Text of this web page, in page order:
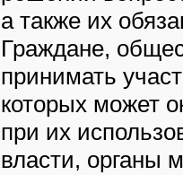
а также их
Граждане,
принимать
которых может
при их
власти, органы